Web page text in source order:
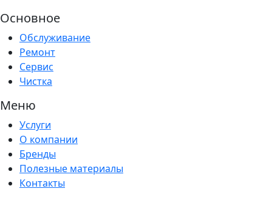
Основное
Обслуживание
Ремонт
Сервис
Чистка
Меню
Услуги
О компании
Бренды
Полезные материалы
Контакты